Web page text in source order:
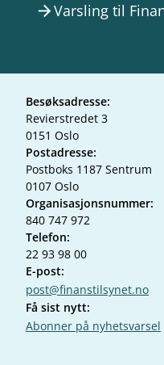
arrow_forwardVarsling til
Besøksadresse:
Revierstredet 3
0151 Oslo
Postadresse:
Postboks 1187 Sentrum
0107 Oslo
Organisasjonsnummer:
840 747 972
Telefon:
22 93 98 00
E-post:
post@finanstilsynet.no
Få sist nytt:
Abonner på nyhetsvarsel